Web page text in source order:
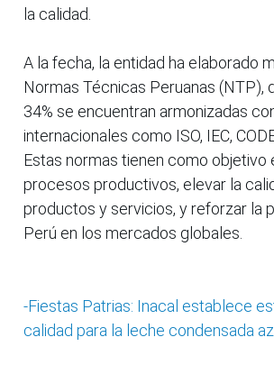
la calidad.
A la fecha, la entidad ha elaborado
Normas Técnicas Peruanas (NTP),
34% se encuentran armonizadas
internacionales como ISO, IEC,
Estas normas tienen como objetivo
procesos productivos, elevar la
productos y servicios, y reforzar la
Perú en los mercados globales.
-Fiestas Patrias: Inacal establece
calidad para la leche condensada